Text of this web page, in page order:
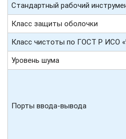
Стандартный рабочий
Класс защиты оболочки
Класс чистоты по ГОСТ Р ИСО
Уровень шума
Порты ввода-вывода